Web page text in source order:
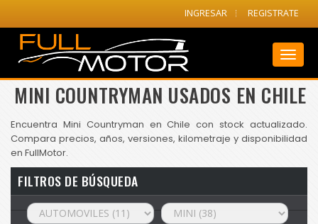
INGRESAR REGISTRATE
MINI COUNTRYMAN USADOS EN CHILE
Encuentra Mini Countryman en Chile con stock actualizado.
Compara precios, años, versiones, kilometraje y disponibilidad
en FullMotor.
FILTROS DE BÚSQUEDA